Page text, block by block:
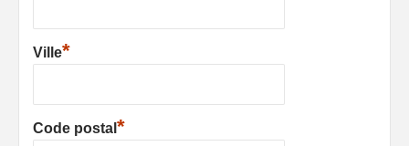
Ville*
Code postal *